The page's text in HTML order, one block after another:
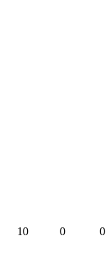
10 0 0